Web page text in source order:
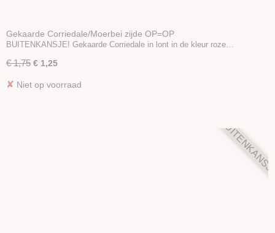
Gekaarde Corriedale/Moerbei zijde OP=OP
BUITENKANSJE! Gekaarde Corriedale in lont in de kleur roze…
€ 1,75 € 1,25
✘ Niet op voorraad